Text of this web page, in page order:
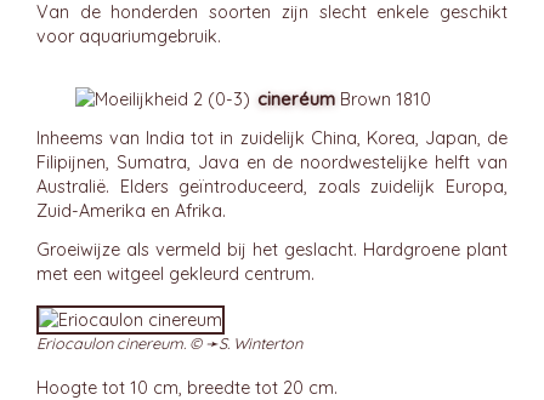
Van de honderden soorten zijn slecht enkele geschikt
voor aquariumgebruik.
cineréum Brown 1810
Inheems van India tot in zuidelijk China, Korea, Japan, de
Filipijnen, Sumatra, Java en de noordwestelijke helft van
Australië. Elders geïntroduceerd, zoals zuidelijk Europa,
Zuid-Amerika en Afrika.
Groeiwijze als vermeld bij het geslacht. Hardgroene plant
met een witgeel gekleurd centrum.
Eriocaulon cinereum. © ➛S. Winterton
Hoogte tot 10 cm, breedte tot 20 cm.